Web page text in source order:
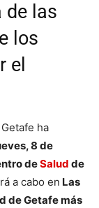
de las
los
el
ha
8 de
deSalud de
a cabo en Las
de Getafe más